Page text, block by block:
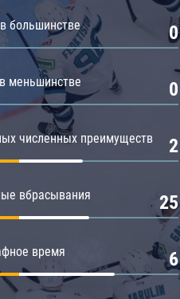
большинстве 0
меньшинстве 0
численных преимуществ 2
вбрасывания 25
время 6